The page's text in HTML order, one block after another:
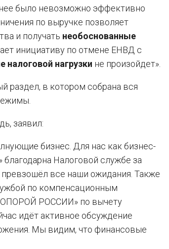
было невозможно эффективно
по выручке позволяет
и получать необоснованные
инициативу по отмене ЕНВД с
налоговой нагрузки не произойдет».
раздел, в котором собрана вся
заявил:
бизнес. Для нас как бизнес-
Налоговой службе за
все наши ожидания. Также
по компенсационным
РОССИИ» по вычету
идёт активное обсуждение
Мы видим, что финансовые